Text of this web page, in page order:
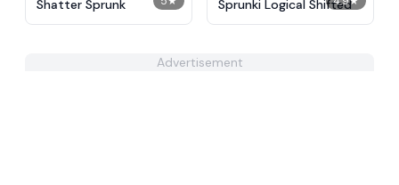
Shatter Sprunk Sprunki Logical Shifted
Advertisement